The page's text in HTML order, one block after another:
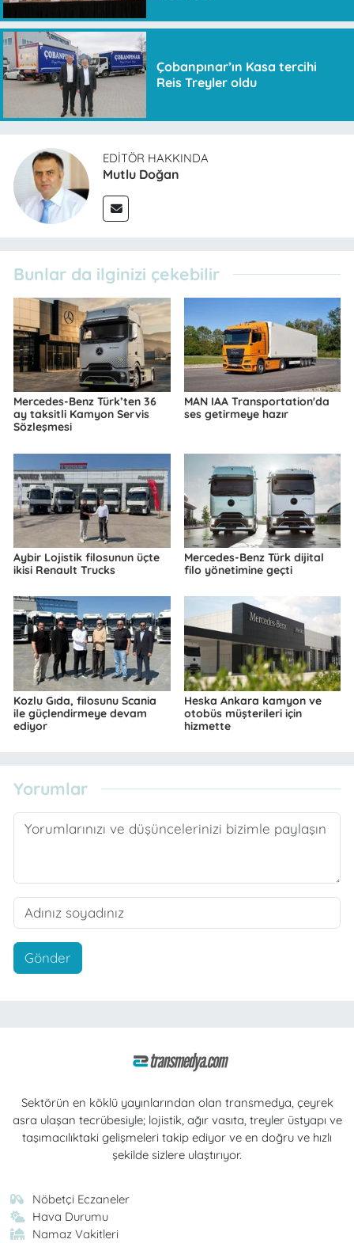
Çobanpınar’ın Kasa tercihi
Reis Treyler oldu
EDITÖR HAKKINDA
Mutlu Doğan
Bunlar da ilginizi çekebilir
Mercedes-Benz Türk’ten 36
ay taksitli Kamyon Servis
Sözleşmesi
MAN IAA Transportation'da
ses getirmeye hazır
Aybir Lojistik filosunun üçte
ikisi Renault Trucks
Mercedes-Benz Türk dijital
filo yönetimine geçti
Kozlu Gıda, filosunu Scania
ile güçlendirmeye devam
ediyor
Heska Ankara kamyon ve
otobüs müşterileri için
hizmette
Yorumlar
Gönder
Sektörün en köklü yayınlarından olan transmedya, çeyrek
asra ulaşan tecrübesiyle; lojistik, ağır vasıta, treyler üstyapı ve
taşımacılıktaki gelişmeleri takip ediyor ve en doğru ve hızlı
şekilde sizlere ulaştırıyor.
Nöbetçi Eczaneler
Hava Durumu
Namaz Vakitleri